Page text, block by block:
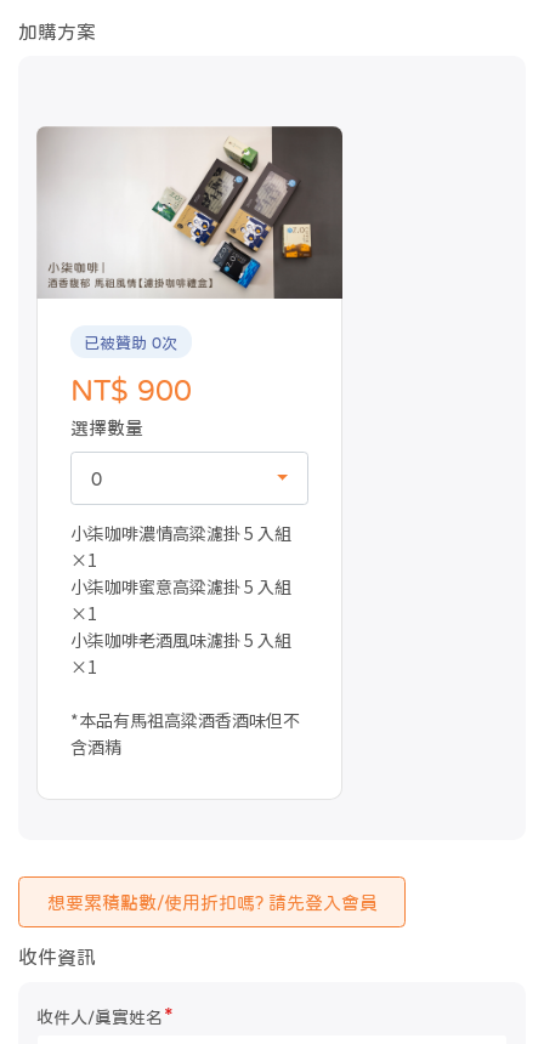
加購方案
已被贊助 0次
NT$ 900
選擇數量
0
小柒咖啡濃情高粱濾掛 5 入組
×1
小柒咖啡蜜意高粱濾掛 5 入組
×1
小柒咖啡老酒風味濾掛 5 入組
×1
*本品有馬祖高粱酒香酒味但不
含酒精
想要累積點數/使用折扣嗎? 請先登入會員
收件資訊
收件人/真實姓名 *